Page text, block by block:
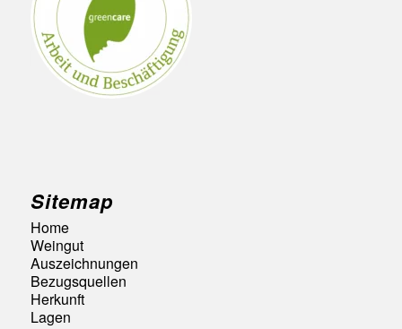
Sitemap
Home
Weingut
Auszeichnungen
Bezugsquellen
Herkunft
Lagen